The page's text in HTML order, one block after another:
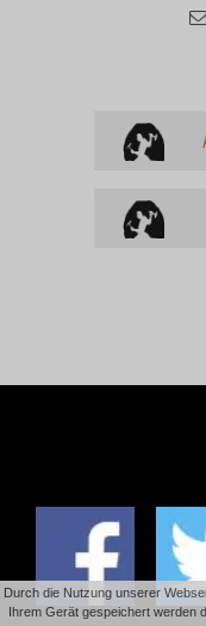
Durch die Nutzung unserer
Ihrem Gerät gespeichert werden